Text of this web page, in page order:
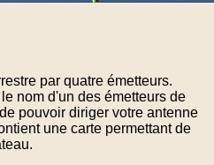
par quatre émetteurs.
nom d'un des émetteurs de
pouvoir diriger votre antenne
une carte permettant de